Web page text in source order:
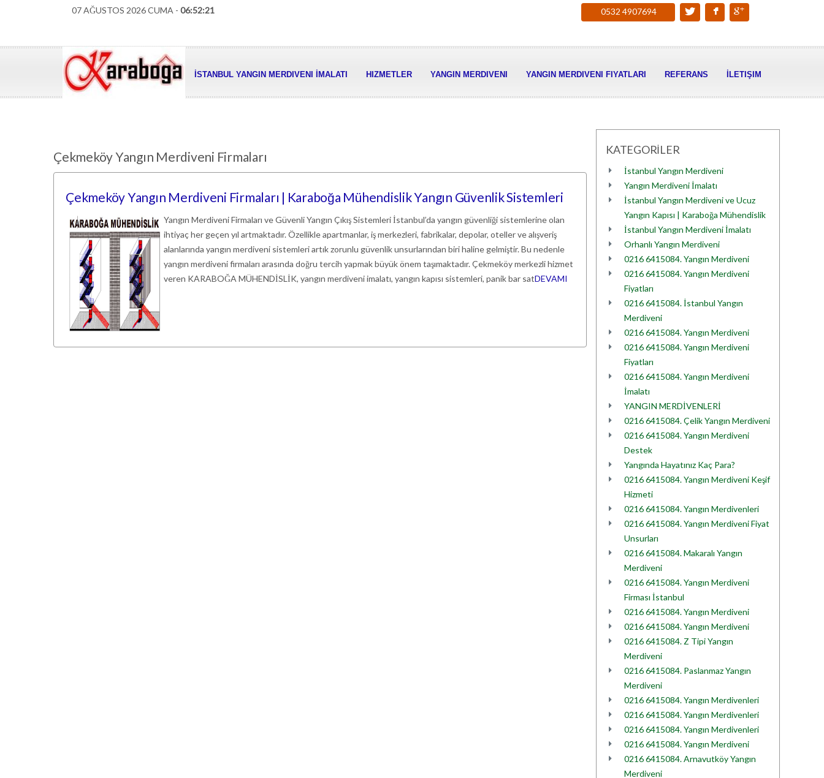
07 AĞUSTOS 2026 CUMA - 06:52:22 0532 4907694
İSTANBUL YANGIN MERDIVENI İMALATI HIZMETLER YANGIN MERDIVENI YANGIN MERDIVENI FIYATLARI REFERANS İLETIŞIM
Çekmeköy Yangın Merdiveni Firmaları
Çekmeköy Yangın Merdiveni Firmaları | Karaboğa Mühendislik Yangın Güvenlik Sistemleri
Yangın Merdiveni Firmaları ve Güvenli Yangın Çıkış Sistemleri İstanbul’da yangın güvenliği sistemlerine olan
ihtiyaç her geçen yıl artmaktadır. Özellikle apartmanlar, iş merkezleri, fabrikalar, depolar, oteller ve alışveriş
alanlarında yangın merdiveni sistemleri artık zorunlu güvenlik unsurlarından biri haline gelmiştir. Bu nedenle
yangın merdiveni firmaları arasında doğru tercih yapmak büyük önem taşımaktadır. Çekmeköy merkezli hizmet
veren KARABOĞA MÜHENDİSLİK, yangın merdiveni imalatı, yangın kapısı sistemleri, panik bar satDEVAMI
KATEGORİLER
İstanbul Yangın Merdiveni
Yangın Merdiveni İmalatı
İstanbul Yangın Merdiveni ve Ucuz
Yangın Kapısı | Karaboğa Mühendislik
İstanbul Yangın Merdiveni İmalatı
Orhanlı Yangın Merdiveni
0216 6415084. Yangın Merdiveni
0216 6415084. Yangın Merdiveni
Fiyatları
0216 6415084. İstanbul Yangın
Merdiveni
0216 6415084. Yangın Merdiveni
0216 6415084. Yangın Merdiveni
Fiyatları
0216 6415084. Yangın Merdiveni
İmalatı
YANGIN MERDİVENLERİ
0216 6415084. Çelik Yangın Merdiveni
0216 6415084. Yangın Merdiveni
Destek
Yangında Hayatınız Kaç Para?
0216 6415084. Yangın Merdiveni Keşif
Hizmeti
0216 6415084. Yangın Merdivenleri
0216 6415084. Yangın Merdiveni Fiyat
Unsurları
0216 6415084. Makaralı Yangın
Merdiveni
0216 6415084. Yangın Merdiveni
Firması İstanbul
0216 6415084. Yangın Merdiveni
0216 6415084. Yangın Merdiveni
0216 6415084. Z Tipi Yangın
Merdiveni
0216 6415084. Paslanmaz Yangın
Merdiveni
0216 6415084. Yangın Merdivenleri
0216 6415084. Yangın Merdivenleri
0216 6415084. Yangın Merdivenleri
0216 6415084. Yangın Merdiveni
0216 6415084. Arnavutköy Yangın
Merdiveni